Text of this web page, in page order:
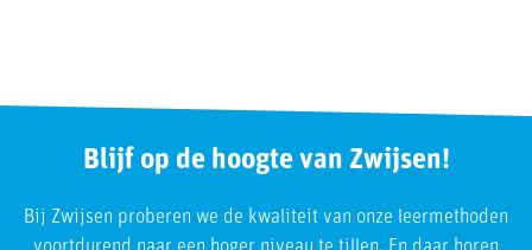
Blijf op de hoogte van Zwijsen!
Bij Zwijsen proberen we de kwaliteit van onze leermethoden